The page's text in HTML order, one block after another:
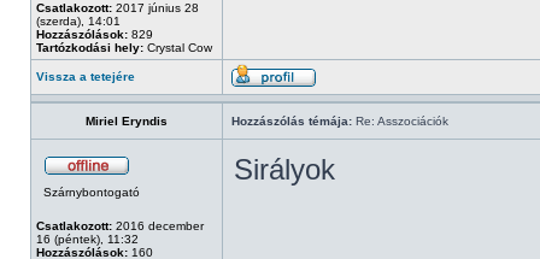
Csatlakozott: 2017 június 28
(szerda), 14:01
Hozzászólások: 829
Tartózkodási hely: Crystal Cow
Vissza a tetejére
Miriel Eryndis Hozzászólás témája: Re: Asszociációk
Szárnybontogató
Csatlakozott: 2016 december
16 (péntek), 11:32
Hozzászólások: 160
Sirályok